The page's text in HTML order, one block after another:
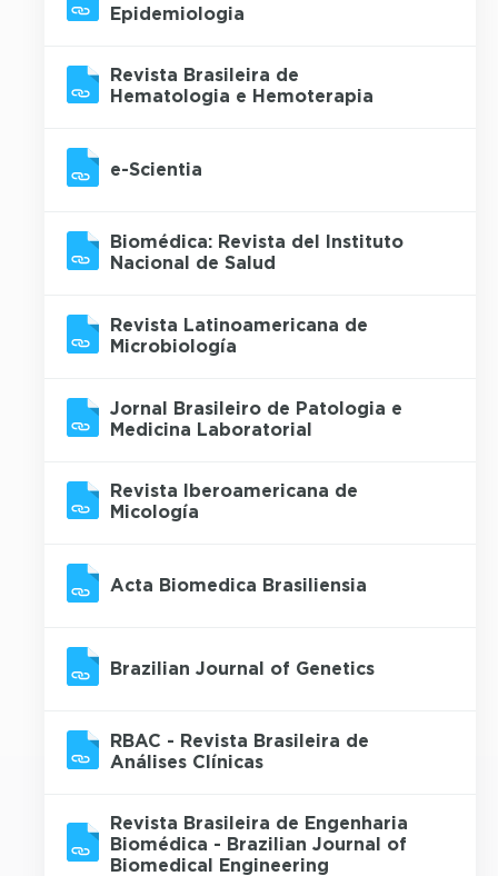
Epidemiologia
Revista Brasileira de
Hematologia e Hemoterapia
e-Scientia
Biomédica: Revista del Instituto
Nacional de Salud
Revista Latinoamericana de
Microbiología
Jornal Brasileiro de Patologia e
Medicina Laboratorial
Revista Iberoamericana de
Micología
Acta Biomedica Brasiliensia
Brazilian Journal of Genetics
RBAC - Revista Brasileira de
Análises Clínicas
Revista Brasileira de Engenharia
Biomédica - Brazilian Journal of
Biomedical Engineering